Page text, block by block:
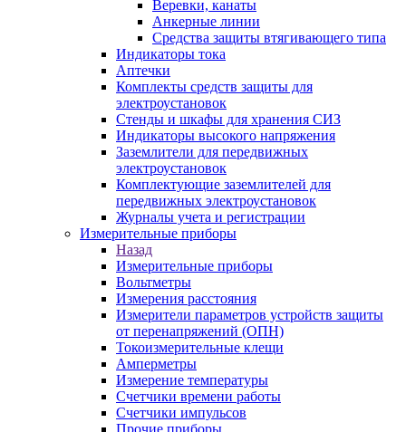
Веревки, канаты
Анкерные линии
Средства защиты втягивающего типа
Индикаторы тока
Аптечки
Комплекты средств защиты для
электроустановок
Стенды и шкафы для хранения СИЗ
Индикаторы высокого напряжения
Заземлители для передвижных
электроустановок
Комплектующие заземлителей для
передвижных электроустановок
Журналы учета и регистрации
Измерительные приборы
Назад
Измерительные приборы
Вольтметры
Измерения расстояния
Измерители параметров устройств защиты
от перенапряжений (ОПН)
Токоизмерительные клещи
Амперметры
Измерение температуры
Счетчики времени работы
Счетчики импульсов
Прочие приборы